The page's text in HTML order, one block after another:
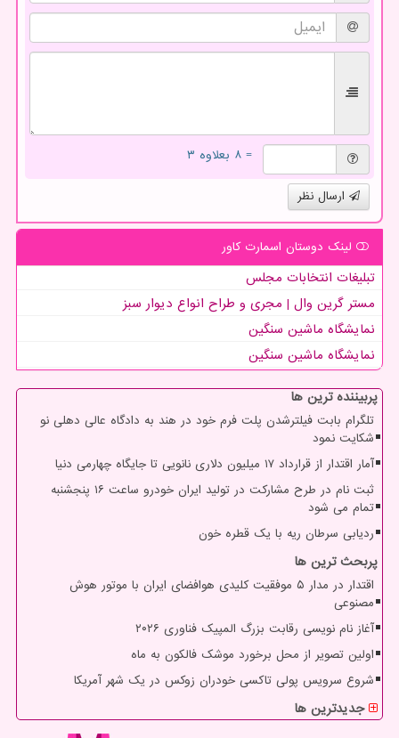
= ۸ بعلاوه ۳
ارسال نظر
لینک دوستان اسمارت كاور
تبلیغات انتخابات مجلس
مستر گرین وال | مجری و طراح انواع دیوار سبز
نمایشگاه ماشین سنگین
نمایشگاه ماشین سنگین
پربیننده ترین ها
تلگرام بابت فیلترشدن پلت فرم خود در هند به دادگاه عالی دهلی نو
شکایت نمود
آمار اقتدار از قرارداد ۱۷ میلیون دلاری نانویی تا جایگاه چهارمی دنیا
ثبت نام در طرح مشارکت در تولید ایران خودرو ساعت ۱۶ پنجشنبه
تمام می شود
ردیابی سرطان ریه با یک قطره خون
پربحث ترین ها
اقتدار در مدار ۵ موفقیت کلیدی هوافضای ایران با موتور هوش
مصنوعی
آغاز نام نویسی رقابت بزرگ المپیک فناوری ۲۰۲۶
اولین تصویر از محل برخورد موشک فالکون به ماه
شروع سرویس پولی تاکسی خودران زوکس در یک شهر آمریکا
جدیدترین ها